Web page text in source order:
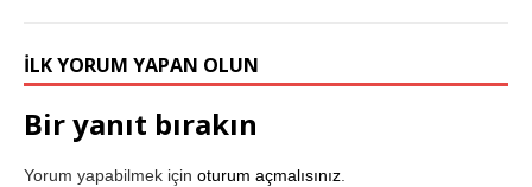
İLK YORUM YAPAN OLUN
Bir yanıt bırakın
Yorum yapabilmek için oturum açmalısınız